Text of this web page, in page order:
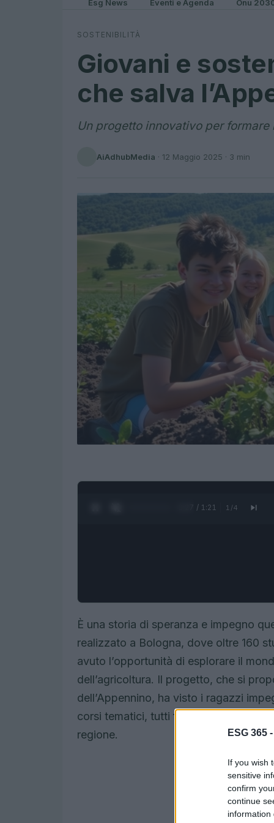
ESG 365 -
If you wish
sensitive
confirm
continue
information
Esg News Eventi e Agenda Onu
SOSTENIBILITÀ
Giovani e
che salva
Un progetto innovativo per
AiAdhubMedia · 12 Maggio 2025 · 3 min
0:28 / 1:21 1 /4
È una storia di speranza e impegno
realizzato a Bologna, dove oltre 160
avuto l’opportunità di esplorare il
dell’agricoltura. Il progetto, che si
dell’Appennino, ha visto i ragazzi
corsi tematici, tutti finalizzati a
regione.